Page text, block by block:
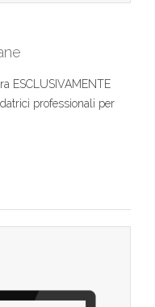
ESCLUSIVAMENTE
professionali per